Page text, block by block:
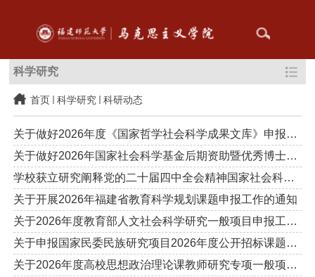
科学研究
首页 科学研究 科研动态
关于做好2026年度《国家哲学社会科学成果文库》申报的通知
关于做好2026年国家社会科学基金后期资助暨优秀博士学位论文出版...
学校获立研究阐释党的二十届四中全会精神国家社会科学基金重大专...
关于开展2026年福建省教育科学规划课题申报工作的通知
关于2026年度教育部人文社会科学研究一般项目申报工作的通知
关于申报国家民委民族研究项目2026年度公开招标课题的通知
关于2026年度高校思想政治理论课教师研究专项一般项目申报工作的...